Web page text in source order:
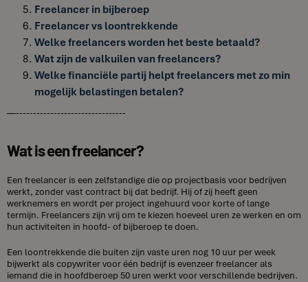
Freelancer in bijberoep
Freelancer vs loontrekkende
Welke freelancers worden het beste betaald?
Wat zijn de valkuilen van freelancers?
Welke financiële partij helpt freelancers met zo min
mogelijk belastingen betalen?
—--------------------------------
Wat is een freelancer?
Een freelancer is een zelfstandige die op projectbasis voor bedrijven
werkt, zonder vast contract bij dat bedrijf. Hij of zij heeft geen
werknemers en wordt per project ingehuurd voor korte of lange
termijn. Freelancers zijn vrij om te kiezen hoeveel uren ze werken en om
hun activiteiten in hoofd- of bijberoep te doen.
Een loontrekkende die buiten zijn vaste uren nog 10 uur per week
bijwerkt als copywriter voor één bedrijf is evenzeer freelancer als
iemand die in hoofdberoep 50 uren werkt voor verschillende bedrijven.